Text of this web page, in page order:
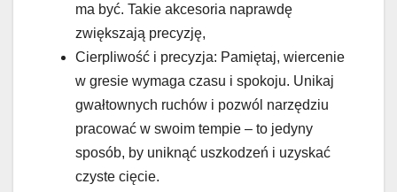
ma być. Takie akcesoria naprawdę
zwiększają precyzję,
Cierpliwość i precyzja: Pamiętaj, wiercenie
w gresie wymaga czasu i spokoju. Unikaj
gwałtownych ruchów i pozwól narzędziu
pracować w swoim tempie – to jedyny
sposób, by uniknąć uszkodzeń i uzyskać
czyste cięcie.